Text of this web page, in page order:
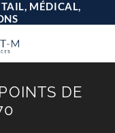
MÉDICAL,
DE